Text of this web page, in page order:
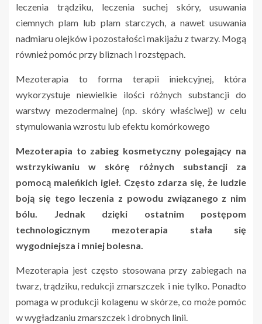
leczenia trądziku, leczenia suchej skóry, usuwania
ciemnych plam lub plam starczych, a nawet usuwania
nadmiaru olejków i pozostałości makijażu z twarzy. Mogą
również pomóc przy bliznach i rozstępach.
Mezoterapia to forma terapii iniekcyjnej, która
wykorzystuje niewielkie ilości różnych substancji do
warstwy mezodermalnej (np. skóry właściwej) w celu
stymulowania wzrostu lub efektu komórkowego
Mezoterapia to zabieg kosmetyczny polegający na
wstrzykiwaniu w skórę różnych substancji za
pomocą maleńkich igieł. Często zdarza się, że ludzie
boją się tego leczenia z powodu związanego z nim
bólu. Jednak dzięki ostatnim postępom
technologicznym mezoterapia stała się
wygodniejsza i mniej bolesna.
Mezoterapia jest często stosowana przy zabiegach na
twarz, trądziku, redukcji zmarszczek i nie tylko. Ponadto
pomaga w produkcji kolagenu w skórze, co może pomóc
w wygładzaniu zmarszczek i drobnych linii.